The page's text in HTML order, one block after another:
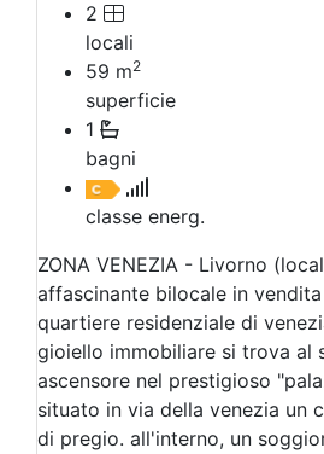
2
locali
59 m2
superficie
1
bagni
classe energ.
ZONA VENEZIA - Livorno
affascinante bilocale in
quartiere residenziale di
gioiello immobiliare si trova al
ascensore nel prestigioso
situato in via della venezia un
di pregio. all'interno, un